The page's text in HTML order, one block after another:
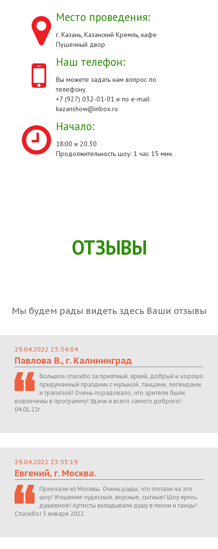
Место проведения:
г. Казань, Казанский Кремль, кафе
Пушечный двор
Наш телефон:
Вы можете задать нам вопрос по
телефону
+7 (927) 032-01-01 и по e-mail:
kazanshow@inbox.ru
Начало:
18:00 и 20.30
Продолжительность шоу: 1 час 15 мин.
ОТЗЫВЫ
Мы будем рады видеть здесь Ваши отзывы
29.04.2022 23:54:04
Павлова В., г. Калининград
Большое спасибо за приятный, яркий, добрый и хорошо
придуманный праздник с музыкой, танцами, легендами
и трапезой! Очень порадовало, что зрители были
вовлечены в программу! Удачи и всего самого доброго!
04.01.22г
29.04.2022 23:53:19
Евгений, г. Москва.
Приехали из Москвы. Очень рады, что попали на это
шоу! Угощения чудесные, вкусные, сытные! Шоу яркое,
душевное! Артисты вкладывали душу в песни и танцы!
Спасибо! 5 января 2022